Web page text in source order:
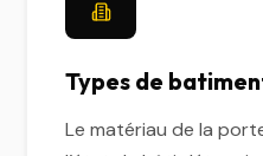
Types de
Le matériau de la